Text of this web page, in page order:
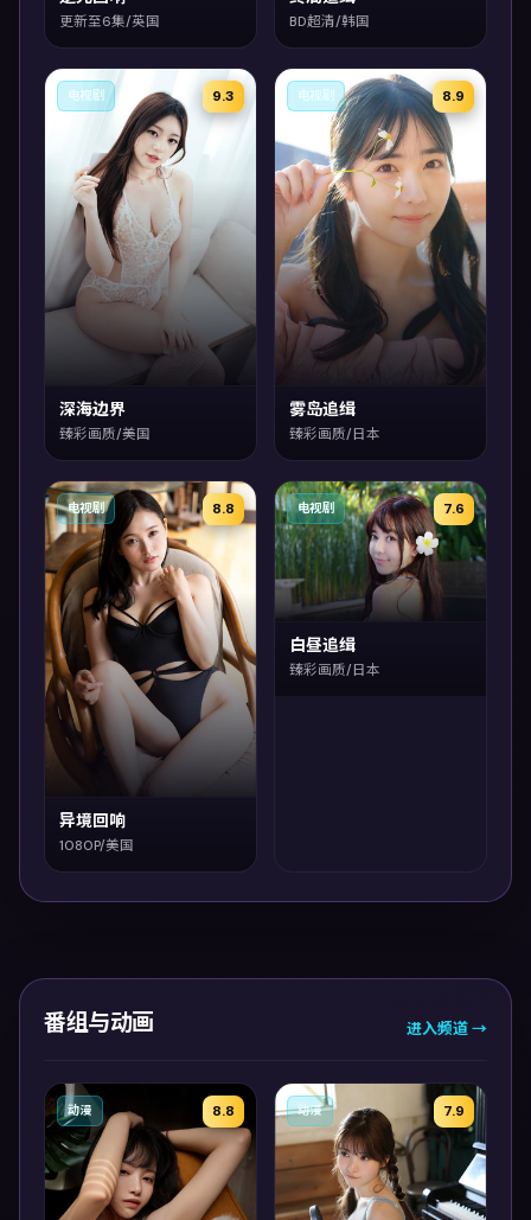
更新至6集/英国 BD超清/韩国
9.3
电视剧
深海边界
臻彩画质/美国
8.9
电视剧
雾岛追缉
臻彩画质/日本
8.8
电视剧
异境回响
1080P/美国
7.6
电视剧
白昼追缉
臻彩画质/日本
番组与动画 进入频道 →
8.8
动漫 7.9
动漫